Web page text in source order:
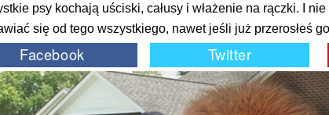
psy kochają uściski, całusy i włażenie na rączki. I
się od tego wszystkiego, nawet jeśli już przerosłeś